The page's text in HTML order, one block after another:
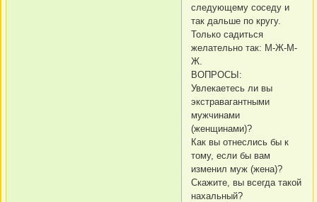
следующему соседу и
так дальше по кругу.
Только садиться
желательно так: М-Ж-М-
Ж.
ВОПРОСЫ:
Увлекаетесь ли вы
экстравагантными
мужчинами
(женщинами)?
Как вы отнеслись бы к
тому, если бы вам
изменил муж (жена)?
Скажите, вы всегда такой
нахальный?